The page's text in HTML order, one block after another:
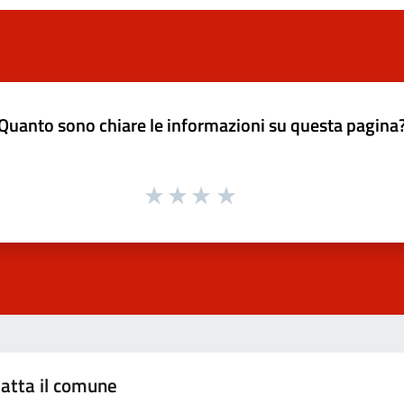
sono chiare le informazioni su questa
il comune